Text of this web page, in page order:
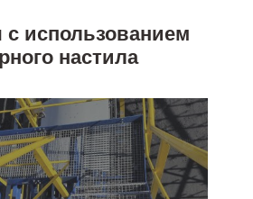
использованием
настила